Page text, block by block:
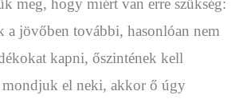
meg, hogy miért van erre szükség:
a jövőben további, hasonlóan nem
kapni, őszintének kell
el neki, akkor ő úgy